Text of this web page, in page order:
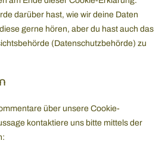
darüber hast, wie wir deine Daten
gerne hören, aber du hast auch das
(Datenschutzbehörde) zu
über unsere Cookie-
kontaktiere uns bitte mittels der